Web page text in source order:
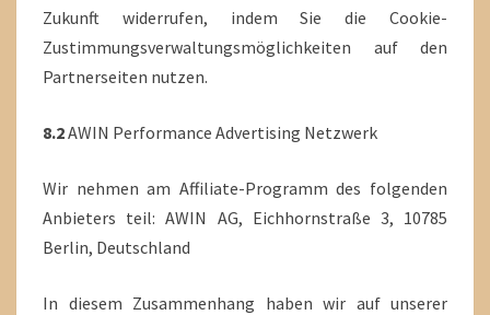
Zukunft widerrufen, indem Sie die Cookie-
Zustimmungsverwaltungsmöglichkeiten auf den
Partnerseiten nutzen.
8.2AWIN Performance Advertising Netzwerk
Wir nehmen am Affiliate-Programm des folgenden
Anbieters teil: AWIN AG, Eichhornstraße 3, 10785
Berlin, Deutschland
In diesem Zusammenhang haben wir auf unserer